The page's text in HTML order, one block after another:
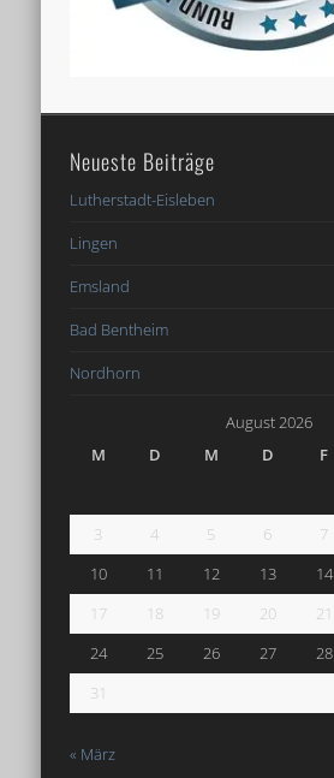
Neueste Beiträge
Lutherstadt-Eisleben
Lingen
Emsland
Bad Bentheim
Nordhorn
August 2026
M
D M D F
3
4 5 6 7
10
11 12 13 14
17
18 19 20 21
24
25 26 27 28
31
« März